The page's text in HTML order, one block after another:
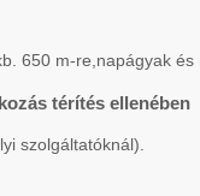
650 m-re,napágyak
térítés ellenében
szolgáltatóknál).